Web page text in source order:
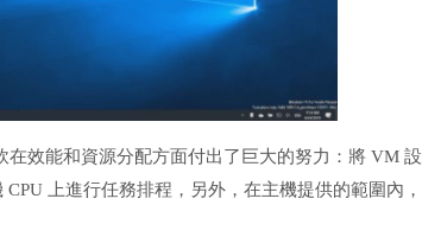
效能和資源分配方面付出了巨大的努力：將 VM 設
上進行任務排程，另外，在主機提供的範圍內，